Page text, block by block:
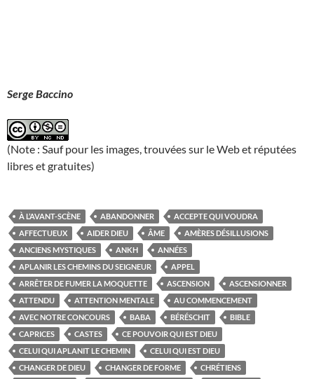
Serge Baccino
(Note : Sauf pour les images, trouvées sur le Web et réputées
libres et gratuites)
À L’AVANT-SCÈNE ABANDONNER
ACCEPTE QUI VOUDRA
AFFECTUEUX
AIDER DIEU ÂME
AMÈRES DÉSILLUSIONS
ANCIENS MYSTIQUES
ANKH
ANNÉES
APLANIR LES CHEMINS DU SEIGNEUR
APPEL
ARRÊTER DE FUMER LA MOQUETTE
ASCENSION
ASCENSIONNER
ATTENDU
ATTENTION MENTALE
AU COMMENCEMENT
AVEC NOTRE CONCOURS
BABA BÉRÉSCHIT
BIBLE
CAPRICES
CASTES
CE POUVOIR QUI EST DIEU
CELUI QUI APLANIT LE CHEMIN
CELUI QUI EST DIEU
CHANGER DE DIEU
CHANGER DE FORME CHRÉTIENS